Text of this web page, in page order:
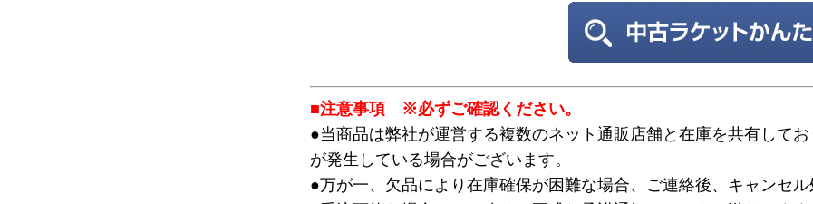
■注意事項 ※必ずご確認ください。
●当商品は弊社が運営する複数のネット通販店舗と在庫を共有して
が発生している場合がございます。
●万が一、欠品により在庫確保が困難な場合、ご連絡後、キャンセ